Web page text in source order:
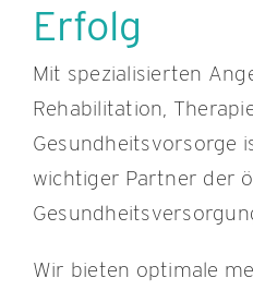
Erfolg
Mit spezialisierten
Rehabilitation,
Gesundheitsvorsorge
wichtiger Partner der
Wir bieten optimale